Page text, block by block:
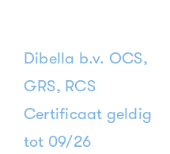
Dibella b.v. OCS,
GRS, RCS
Certificaat geldig
tot 09/26